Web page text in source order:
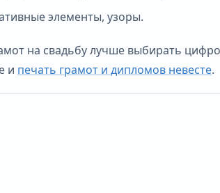
элементы, узоры.
на свадьбу лучше выбирать
и печать грамот и дипломов невесте.